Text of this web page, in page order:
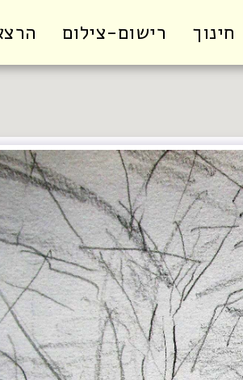
חינוך רישום-צילום